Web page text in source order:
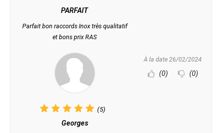
PARFAIT
Parfait bon raccords Inox très qualitatif
et bons prix RAS
(5)
Georges
À la date 26/02/2024
(0) (0)